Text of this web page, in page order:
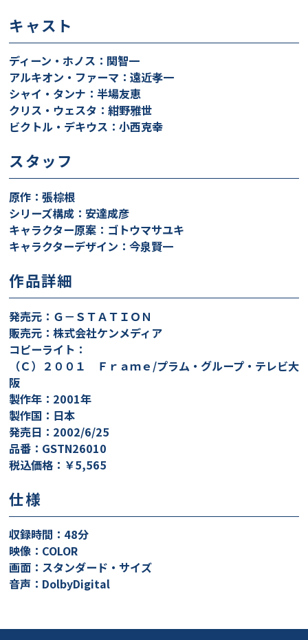
キャスト
ディーン・ホノス：関智一
アルキオン・ファーマ：遠近孝一
シャイ・タンナ：半場友恵
クリス・ウェスタ：紺野雅世
ビクトル・デキウス：小西克幸
スタッフ
原作：張棕根
シリーズ構成：安達成彦
キャラクター原案：ゴトウマサユキ
キャラクターデザイン：今泉賢一
作品詳細
発売元：Ｇ－ＳＴＡＴＩＯＮ
販売元：株式会社ケンメディア
コピーライト：
（Ｃ）２００１ Ｆｒａｍｅ/プラム・グループ・テレビ大
阪
製作年：2001年
製作国：日本
発売日：2002/6/25
品番：GSTN26010
税込価格：￥5,565
仕様
収録時間：48分
映像：COLOR
画面：スタンダード・サイズ
音声：DolbyDigital